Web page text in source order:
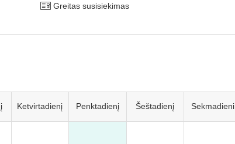
Greitas susisiekimas
Ketvirtadienį Penktadienį Šeštadienį Sekmadieni